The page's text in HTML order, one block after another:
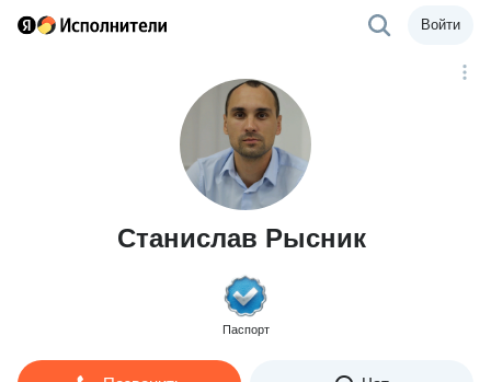
Войти
Станислав Рысник
Паспорт